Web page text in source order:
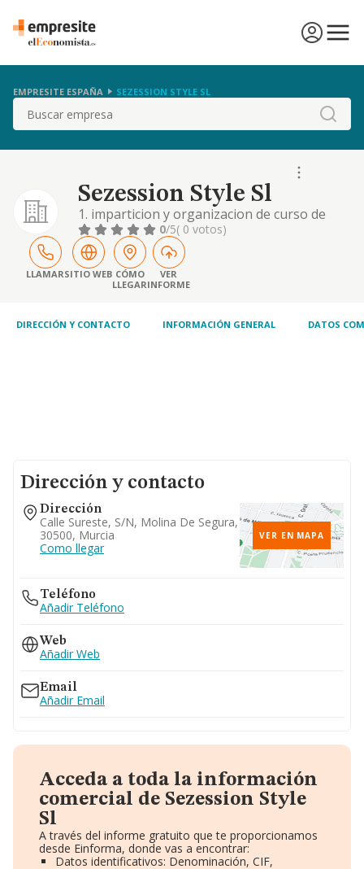
EMPRESITE ESPAÑA SEZESSION STYLE SL
Buscar
Sezession Style Sl
1. imparticion y organizacion de curso de
formacion de peluqueria y estetica mediante
personal propio o ajeno. 2. servicios de
peluqueria y estetica de señoras y
caballeros. 3. compra venta al menor y
mayor de articulos de estetica y peluqueria.
aquellas actividad
0/5( 0 votos)
LLAMARSITIO WEB CÓMO
LLEGAR
VER
INFORME
DIRECCIÓN Y CONTACTO INFORMACIÓN GENERAL DATOS
Dirección y contacto
Dirección
Calle Sureste, S/n, Molina De Segura,
30500, Murcia
Como llegar
VER EN MAPA
Teléfono
Añadir Teléfono
Web
Añadir Web
Email
Añadir Email
Acceda a toda la información
comercial de Sezession Style
Sl
A través del informe gratuito que te proporcionamos
desde Einforma, donde vas a encontrar:
Datos identificativos: Denominación, CIF,